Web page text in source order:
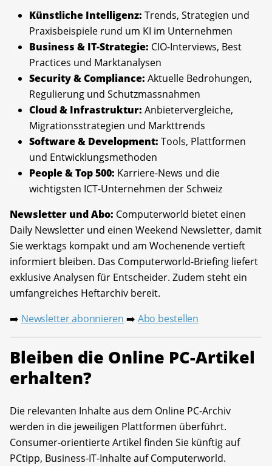
Künstliche Intelligenz: Trends, Strategien und
Praxisbeispiele rund um KI im Unternehmen
Business & IT-Strategie: CIO-Interviews, Best
Practices und Marktanalysen
Security & Compliance: Aktuelle Bedrohungen,
Regulierung und Schutzmassnahmen
Cloud & Infrastruktur: Anbietervergleiche,
Migrationsstrategien und Markttrends
Software & Development: Tools, Plattformen
und Entwicklungsmethoden
People & Top 500: Karriere-News und die
wichtigsten ICT-Unternehmen der Schweiz
Newsletter und Abo: Computerworld bietet einen
Daily Newsletter und einen Weekend Newsletter, damit
Sie werktags kompakt und am Wochenende vertieft
informiert bleiben. Das Computerworld-Briefing liefert
exklusive Analysen für Entscheider. Zudem steht ein
umfangreiches Heftarchiv bereit.
➡️ Newsletter abonnieren ➡️ Abo bestellen
Bleiben die Online PC-Artikel
erhalten?
Die relevanten Inhalte aus dem Online PC-Archiv
werden in die jeweiligen Plattformen überführt.
Consumer-orientierte Artikel finden Sie künftig auf
PCtipp, Business-IT-Inhalte auf Computerworld.